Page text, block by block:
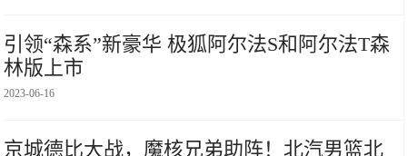
引领“森系”新豪华 极狐阿尔法S和阿尔法T森
林版上市
2023-06-16
京城德比大战，魔核兄弟助阵！北汽男篮北